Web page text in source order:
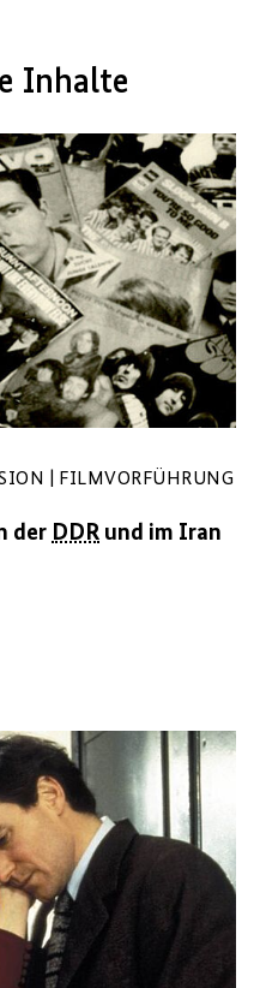
Inhalte
| FILMVORFÜHRUNG
der DDR und im Iran